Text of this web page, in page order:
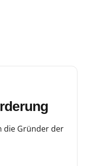
die Gründer der